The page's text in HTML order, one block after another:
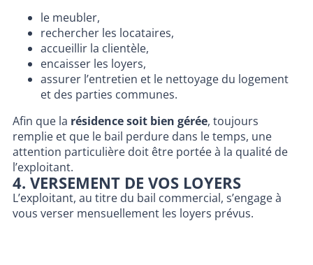
le meubler,
rechercher les locataires,
accueillir la clientèle,
encaisser les loyers,
assurer l’entretien et le nettoyage du logement
et des parties communes.
Afin que la résidence soit bien gérée, toujours
remplie et que le bail perdure dans le temps, une
attention particulière doit être portée à la qualité de
l’exploitant.
4. VERSEMENT DE VOS LOYERS
L’exploitant, au titre du bail commercial, s’engage à
vous verser mensuellement les loyers prévus.